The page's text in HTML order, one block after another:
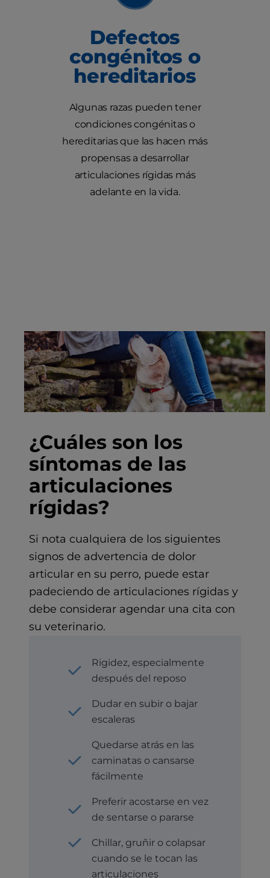
Defectos
congénitos o
hereditarios
Algunas razas pueden tener
condiciones congénitas o
hereditarias que las hacen más
propensas a desarrollar
articulaciones rígidas más
adelante en la vida.
¿Cuáles son los
síntomas de las
articulaciones
rígidas?
Si nota cualquiera de los siguientes
signos de advertencia de dolor
articular en su perro, puede estar
padeciendo de articulaciones rígidas y
debe considerar agendar una cita con
su veterinario.
Rigidez, especialmente
después del reposo
Dudar en subir o bajar
escaleras
Quedarse atrás en las
caminatas o cansarse
fácilmente
Preferir acostarse en vez
de sentarse o pararse
Chillar, gruñir o colapsar
cuando se le tocan las
articulaciones